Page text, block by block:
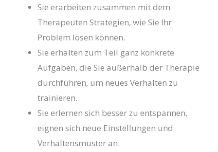
Sie erarbeiten zusammen mit dem
Therapeuten Strategien, wie Sie Ihr
Problem lösen können.
Sie erhalten zum Teil ganz konkrete
Aufgaben, die Sie außerhalb der Therapie
durchführen, um neues Verhalten zu
trainieren.
Sie erlernen sich besser zu entspannen,
eignen sich neue Einstellungen und
Verhaltensmuster an.